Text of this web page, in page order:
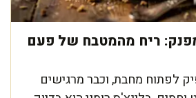
ריח מהמטבח של פעם
לפתוח מחבת, וכבר מרגישים